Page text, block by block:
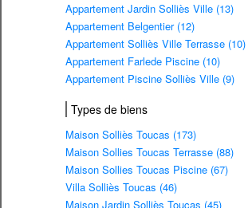
Appartement Jardin Solliès Ville (13)
Appartement Belgentier (12)
Appartement Solliès Ville Terrasse (10)
Appartement Farlede Piscine (10)
Appartement Piscine Solliès Ville (9)
Types de biens
Maison Solliès Toucas (173)
Maison Sollies Toucas Terrasse (88)
Maison Sollies Toucas Piscine (67)
Villa Solliès Toucas (46)
Maison Jardin Solliès Toucas (45)